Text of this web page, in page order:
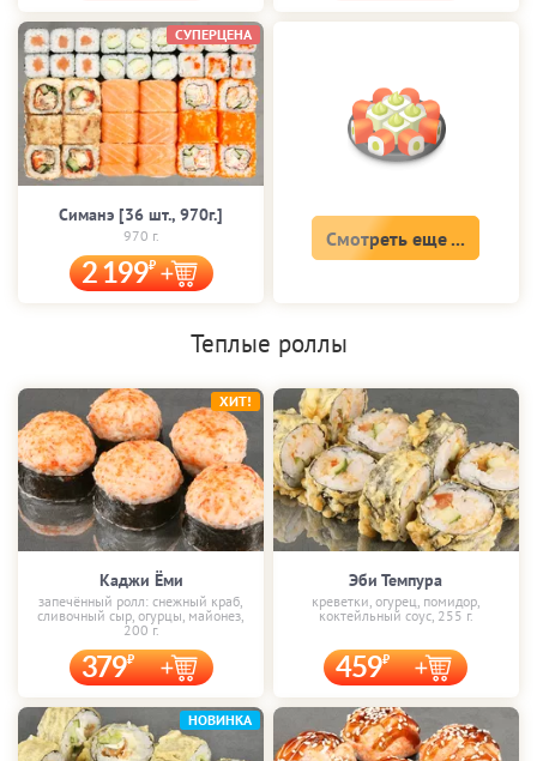
Симанэ [36 шт., 970г.]
970 г.
2 199
СУПЕРЦЕНА
Смотреть еще ...
Теплые роллы
Каджи Ёми
запечённый ролл: снежный краб,
сливочный сыр, огурцы, майонез,
200 г.
379
ХИТ!
Эби Темпура
креветки, огурец, помидор,
коктейльный соус, 255 г.
459
НОВИНКА